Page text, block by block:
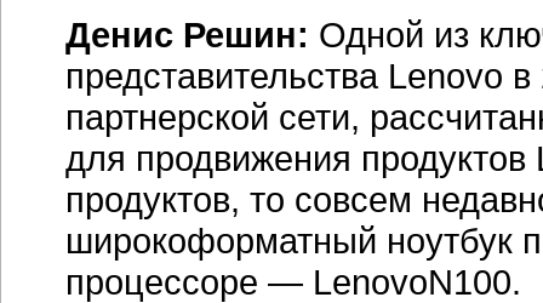
Денис Решин: Одной из
представительства Lenovo
партнерской сети,
для продвижения
продуктов, то совсем
широкоформатный ноутбук
процессоре — LenovoN100.